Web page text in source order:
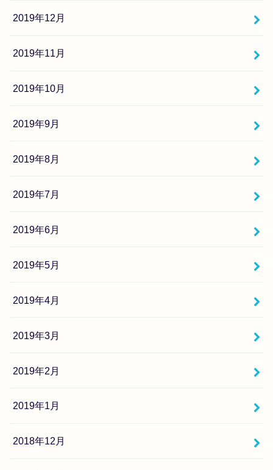
2019年12月
2019年11月
2019年10月
2019年9月
2019年8月
2019年7月
2019年6月
2019年5月
2019年4月
2019年3月
2019年2月
2019年1月
2018年12月